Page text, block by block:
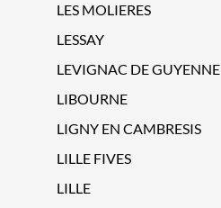
LES MOLIERES
LESSAY
LEVIGNAC DE GUYENNE
LIBOURNE
LIGNY EN CAMBRESIS
LILLE FIVES
LILLE